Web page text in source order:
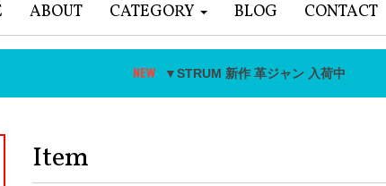
ABOUT CATEGORY BLOG CONTACT
▼STRUM 新作 革ジャン 入荷中
Item